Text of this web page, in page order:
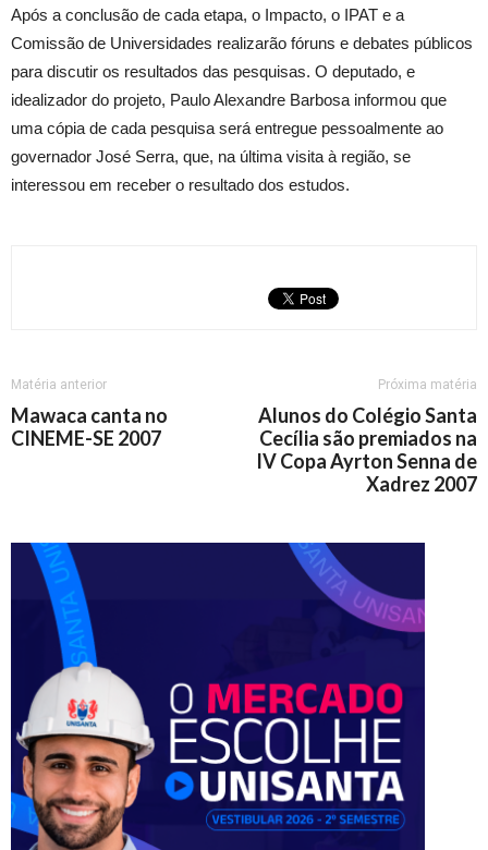
Após a conclusão de cada etapa, o Impacto, o IPAT e a
Comissão de Universidades realizarão fóruns e debates públicos
para discutir os resultados das pesquisas. O deputado, e
idealizador do projeto, Paulo Alexandre Barbosa informou que
uma cópia de cada pesquisa será entregue pessoalmente ao
governador José Serra, que, na última visita à região, se
interessou em receber o resultado dos estudos.
Matéria anterior
Mawaca canta no
CINEME-SE 2007
Próxima matéria
Alunos do Colégio Santa
Cecília são premiados na
IV Copa Ayrton Senna de
Xadrez 2007